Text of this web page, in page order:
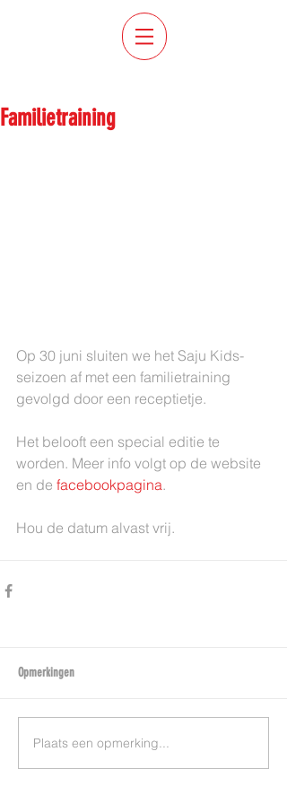
Familietraining
Op 30 juni sluiten we het Saju Kids-
seizoen af met een familietraining
gevolgd door een receptietje.
Het belooft een special editie te
worden. Meer info volgt op de website
en de facebookpagina.
Hou de datum alvast vrij.
Opmerkingen
Plaats een opmerking...